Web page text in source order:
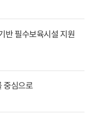
반 필수보육시설 지원
중심으로